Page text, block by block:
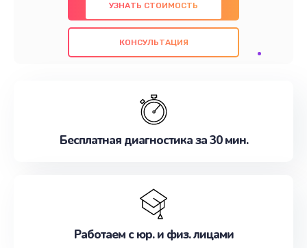
использованием оригинальных компонентов, а
также гарантируем качество всех
проведенных работ. Наша цель - предоставить
наилучшим образом. Не медлите записаться на
УЗНАТЬ СТОИМОСТЬ
КОНСУЛЬТАЦИЯ
Бесплатная диагностика за 30 мин.
Работаем с юр. и физ. лицами